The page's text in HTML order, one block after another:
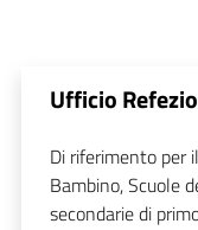
Ufficio
Di riferimento per
Bambino, Scuole
secondarie di